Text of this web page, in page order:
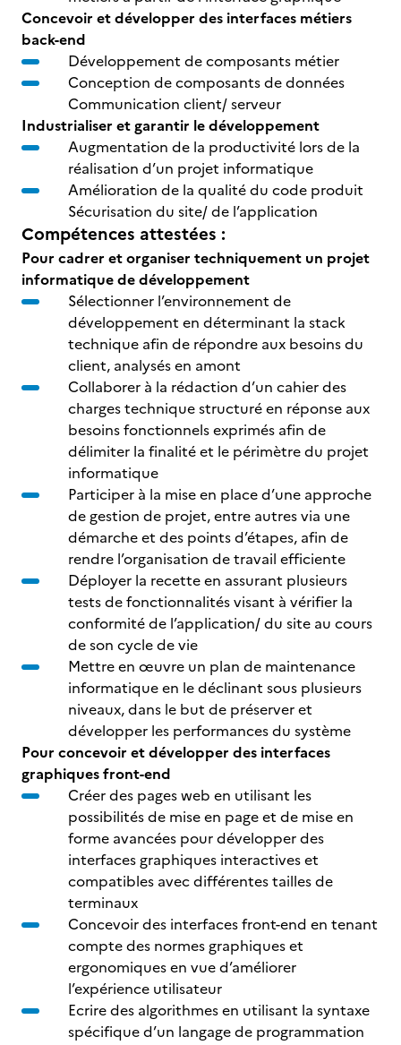
Concevoir et développer des interfaces métiers
back-end
Développement de composants métier
Conception de composants de données
Communication client/ serveur
Industrialiser et garantir le développement
Augmentation de la productivité lors de la
réalisation d’un projet informatique
Amélioration de la qualité du code produit
Sécurisation du site/ de l’application
Compétences attestées :
Pour cadrer et organiser techniquement un projet
informatique de développement
Sélectionner l’environnement de
développement en déterminant la stack
technique afin de répondre aux besoins du
client, analysés en amont
Collaborer à la rédaction d’un cahier des
charges technique structuré en réponse aux
besoins fonctionnels exprimés afin de
délimiter la finalité et le périmètre du projet
informatique
Participer à la mise en place d’une approche
de gestion de projet, entre autres via une
démarche et des points d’étapes, afin de
rendre l’organisation de travail efficiente
Déployer la recette en assurant plusieurs
tests de fonctionnalités visant à vérifier la
conformité de l’application/ du site au cours
de son cycle de vie
Mettre en œuvre un plan de maintenance
informatique en le déclinant sous plusieurs
niveaux, dans le but de préserver et
développer les performances du système
Pour concevoir et développer des interfaces
graphiques front-end
Créer des pages web en utilisant les
possibilités de mise en page et de mise en
forme avancées pour développer des
interfaces graphiques interactives et
compatibles avec différentes tailles de
terminaux
Concevoir des interfaces front-end en tenant
compte des normes graphiques et
ergonomiques en vue d’améliorer
l’expérience utilisateur
Ecrire des algorithmes en utilisant la syntaxe
spécifique d’un langage de programmation